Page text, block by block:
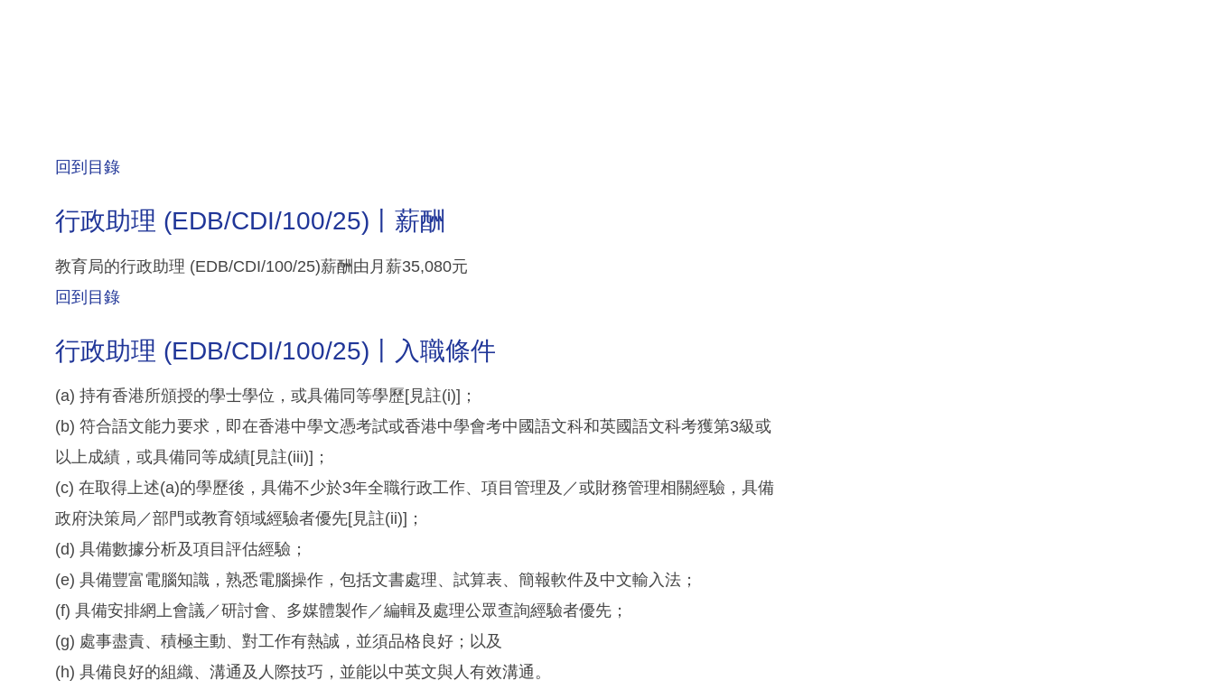
回到目錄
行政助理 (EDB/CDI/100/25)丨薪酬
教育局的行政助理 (EDB/CDI/100/25)薪酬由月薪35,080元
回到目錄
行政助理 (EDB/CDI/100/25)丨入職條件
(a) 持有香港所頒授的學士學位，或具備同等學歷[見註(i)]；
(b) 符合語文能力要求，即在香港中學文憑考試或香港中學會考中國語文科和英國語文科考獲第3級或
以上成績，或具備同等成績[見註(iii)]；
(c) 在取得上述(a)的學歷後，具備不少於3年全職行政工作、項目管理及／或財務管理相關經驗，具備
政府決策局／部門或教育領域經驗者優先[見註(ii)]；
(d) 具備數據分析及項目評估經驗；
(e) 具備豐富電腦知識，熟悉電腦操作，包括文書處理、試算表、簡報軟件及中文輸入法；
(f) 具備安排網上會議／研討會、多媒體製作／編輯及處理公眾查詢經驗者優先；
(g) 處事盡責、積極主動、對工作有熱誠，並須品格良好；以及
(h) 具備良好的組織、溝通及人際技巧，並能以中英文與人有效溝通。